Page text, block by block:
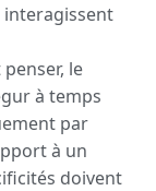
interagissent
le
à temps
par
à un
doivent